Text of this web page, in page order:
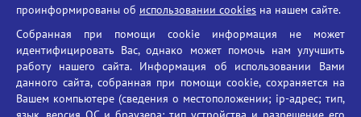
Противодействие угрозам информационной безопасности
Социальные ролики - Генеральная прокуратура РФ
Противодействие коррупции
БГУ против наркотиков
проинформированы об использовании cookies на нашем сайте.
Собранная при помощи cookie информация не может
идентифицировать Вас, однако может помочь нам улучшить
работу нашего сайта. Информация об использовании Вами
данного сайта, собранная при помощи cookie, сохраняется на
Вашем компьютере (сведения о местоположении; ip-адрес; тип,